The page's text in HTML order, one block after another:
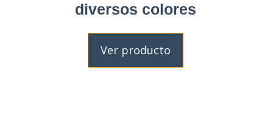
diversos colores
Ver producto